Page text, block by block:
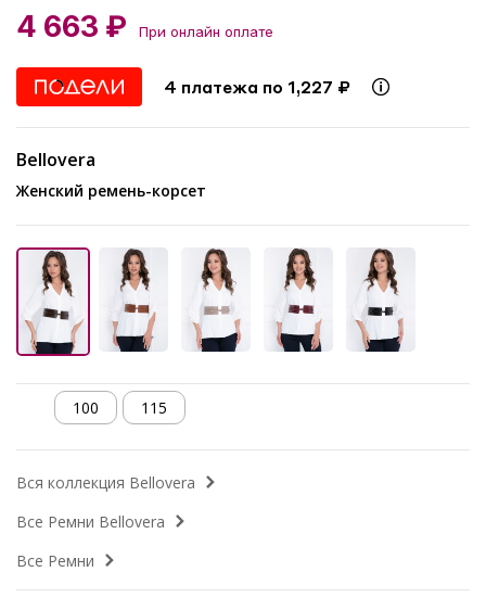
4 663 ₽ При онлайн оплате
4 платежа по 1,227 ₽
Bellovera
Женский ремень-корсет
100 115
Вся коллекция Bellovera
Все Ремни Bellovera
Все Ремни